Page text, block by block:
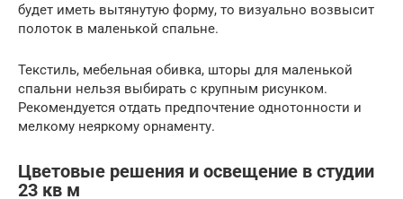
будет иметь вытянутую форму, то визуально возвысит
полоток в маленькой спальне.
Текстиль, мебельная обивка, шторы для маленькой
спальни нельзя выбирать с крупным рисунком.
Рекомендуется отдать предпочтение однотонности и
мелкому неяркому орнаменту.
Цветовые решения и освещение в студии
23 кв м